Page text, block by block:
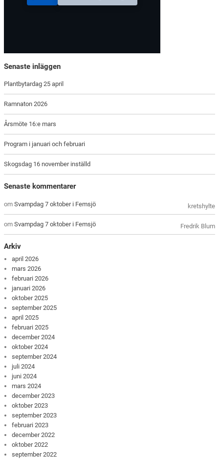
Senaste inläggen
Plantbytardag 25 april
Ramnaton 2026
Årsmöte 16:e mars
Program i januari och februari
Skogsdag 16 november inställd
Senaste kommentarer
kretshylte
omSvampdag 7 oktober i Femsjö
Fredrik Blum
omSvampdag 7 oktober i Femsjö
Arkiv
april 2026
mars 2026
februari 2026
januari 2026
oktober 2025
september 2025
april 2025
februari 2025
december 2024
oktober 2024
september 2024
juli 2024
juni 2024
mars 2024
december 2023
oktober 2023
september 2023
februari 2023
december 2022
oktober 2022
september 2022